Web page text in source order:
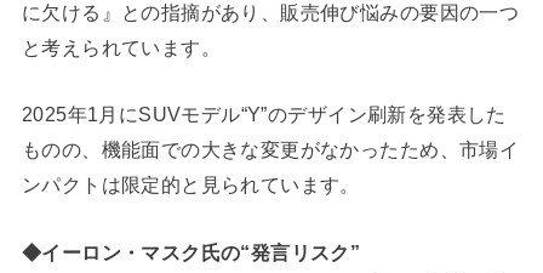
に欠ける』との指摘があり、販売伸び悩みの要因の一つ
と考えられています。
2025年1月にSUVモデル“Y”のデザイン刷新を発表した
ものの、機能面での大きな変更がなかったため、市場イ
ンパクトは限定的と見られています。
◆イーロン・マスク氏の“発言リスク”